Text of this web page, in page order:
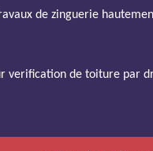
de zinguerie
verification de toiture par